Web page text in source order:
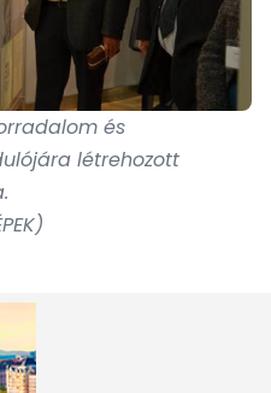
és
létrehozott